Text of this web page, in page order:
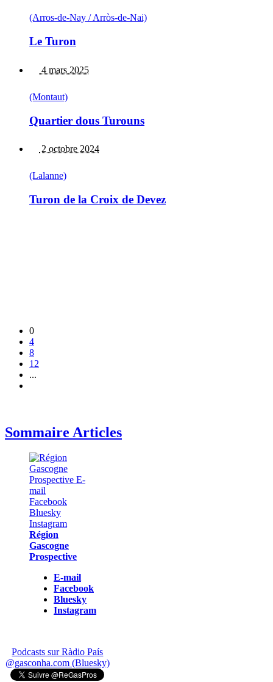
(Arros-de-Nay / Arròs-de-Nai)
Le Turon
4 mars 2025
(Montaut)
Quartier dous Turouns
2 octobre 2024
(Lalanne)
Turon de la Croix de Devez
0
4
8
12
...
Sommaire Articles
Région
Gascogne
Prospective
E-mail
Facebook
Bluesky
Instagram
Podcasts sur Ràdio País
@gasconha.com (Bluesky)